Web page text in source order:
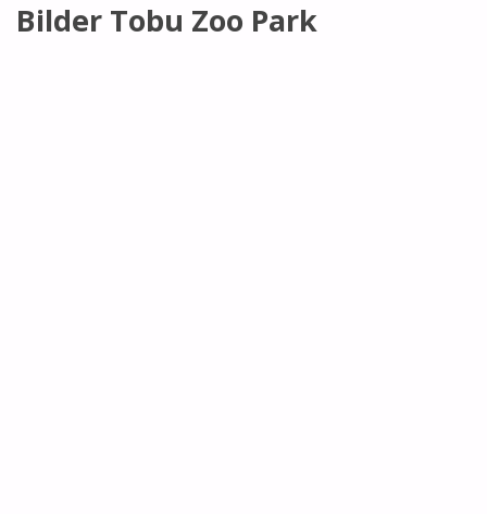
Bilder Tobu Zoo Park